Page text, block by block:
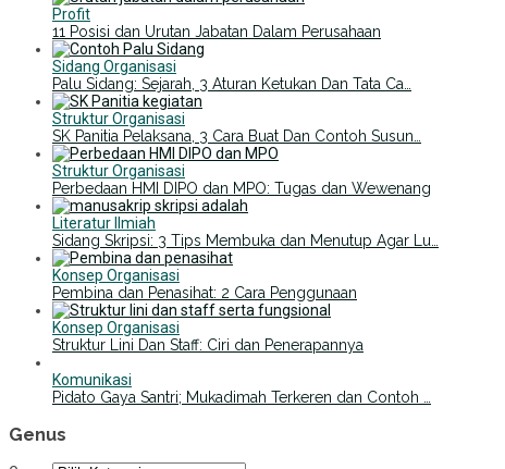
Profit
11 Posisi dan Urutan Jabatan Dalam Perusahaan
Sidang Organisasi
Palu Sidang: Sejarah, 3 Aturan Ketukan Dan Tata Ca…
Struktur Organisasi
SK Panitia Pelaksana, 3 Cara Buat Dan Contoh Susun…
Struktur Organisasi
Perbedaan HMI DIPO dan MPO: Tugas dan Wewenang
Literatur Ilmiah
Sidang Skripsi: 3 Tips Membuka dan Menutup Agar Lu…
Konsep Organisasi
Pembina dan Penasihat: 2 Cara Penggunaan
Konsep Organisasi
Struktur Lini Dan Staff: Ciri dan Penerapannya
Komunikasi
Pidato Gaya Santri; Mukadimah Terkeren dan Contoh …
Genus